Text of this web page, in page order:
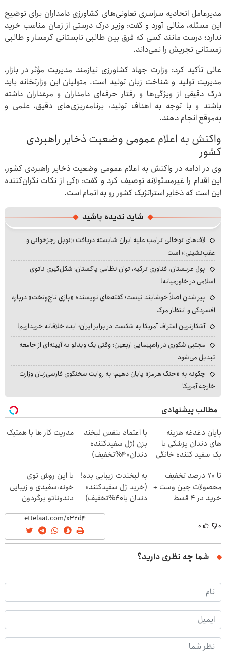
مدیرعامل اتحادیه سراسری تعاونی‌های کشاورزی دامداران برای توضیح
این مسئله، مثالی آورد و گفت: وزیر درک درستی از زمان مناسب خرید
ندارد؛ درست مانند کسی که فرق بین طالبی تابستانی گرمسار و طالبی
زمستانی تجریش را نمی‌داند.
عالی تأکید کرد: وزارت جهاد کشاورزی نیازمند مدیریت مؤثر در بازار،
مدیریت تولید و شناخت زبان تولید است. متولیان این وزارتخانه باید
درک دقیقی از ویژگی‌ها و رفتار حرفه‌ای دامداران و مرغداران داشته
باشند و با توجه به اهداف تولید، برنامه‌ریزی‌های دقیق، علمی و
به‌موقع انجام دهند.
واکنش به اعلام عمومی وضعیت ذخایر راهبردی
کشور
وی در ادامه در واکنش به اعلام عمومی وضعیت ذخایر راهبردی کشور،
این اقدام را غیرمسئولانه توصیف کرد و گفت: «کی از نکات نگران‌کننده
این است که ذخایر استراتژیک کشور رو به اتمام است.
شاید ندیده باشید
لاف‌های توخالی ترامپ علیه ایران شایسته دریافت «نوبل رجزخوانی و
عقب‌نشینی» است
پول عربستان، فناوری ترکیه، توان نظامی پاکستان؛ شکل‌گیری ناتوی
اسلامی در خاورمیانه!
پیر شدن اصلاً خوشایند نیست؛ گفته‌های نویسنده «بازی تاج‌وتخت» درباره
افسردگی و انتظار مرگ
آشکارترین اعتراف آمریکا به شکست در برابر ایران؛ ایده خلاقانه خریداریم!
مجتبی شکوری در راهپیمایی اربعین؛ وقتی یک ویدئو به آیینه‌ای از جامعه
تبدیل می‌شود
چگونه به «جنگ هرمز» پایان دهیم؛ به روایت سخنگوی فارسی‌زبان وزارت
خارجه آمریکا
مطالب پیشنهادی
پایان دغدغه هزینه
های دندان پزشکی با
پک سفید کننده خانگی
با اعتماد بنفس لبخند
بزن (ژل سفیدکننده
دندان40%تخفیف)
مدریت کار ها با همتیک
تا 70 درصد تخفیف
محصولات جین وست +
خرید در 4 قسط
به لبخندت زیبایی بده!
(خرید ژل سفیدکننده
دندان با40%تخفیف)
با این روش توی
خونه،سفیدی و زیبایی
دندوناتو برگردون
(40%off)
۰ ۰
شما چه نظری دارید؟